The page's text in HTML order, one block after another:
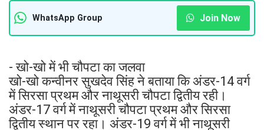
WhatsApp Group Join Now
- खो-खो में भी चौपटा का जलवा
खो-खो कन्वीनर सुखदेव सिंह ने बताया कि अंडर-14 वर्ग
में सिरसा प्रथम और नाथूसरी चौपटा द्वितीय रही।
अंडर-17 वर्ग में नाथूसरी चौपटा प्रथम और सिरसा
द्वितीय स्थान पर रहा। अंडर-19 वर्ग में भी नाथूसरी